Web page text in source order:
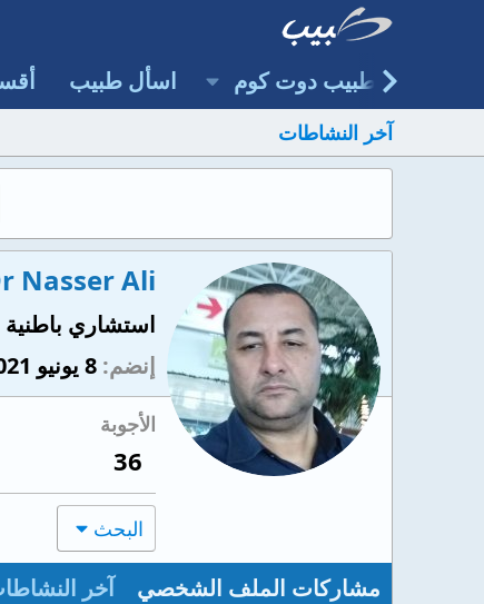
طبيب دوت كوم اسأل طبيب
آخر النشاطات
Nasser Ali
استشاري
إنضم 8 يونيو 2021
الأجوبة
36
البحث
مشاركات الملف الشخصي آخر